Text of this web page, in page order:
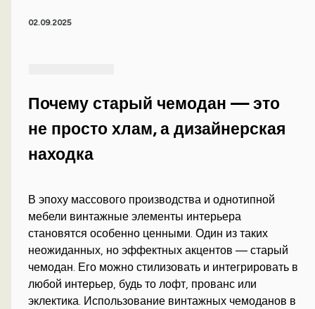
02.09.2025
Почему старый чемодан — это
не просто хлам, а дизайнерская
находка
В эпоху массового производства и однотипной
мебели винтажные элементы интерьера
становятся особенно ценными. Один из таких
неожиданных, но эффектных акцентов — старый
чемодан. Его можно стилизовать и интегрировать в
любой интерьер, будь то лофт, прованс или
эклектика. Использование винтажных чемоданов в